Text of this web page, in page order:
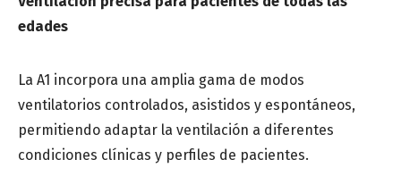
edades
La A1 incorpora una amplia gama de modos
ventilatorios controlados, asistidos y espontáneos,
permitiendo adaptar la ventilación a diferentes
condiciones clínicas y perfiles de pacientes.